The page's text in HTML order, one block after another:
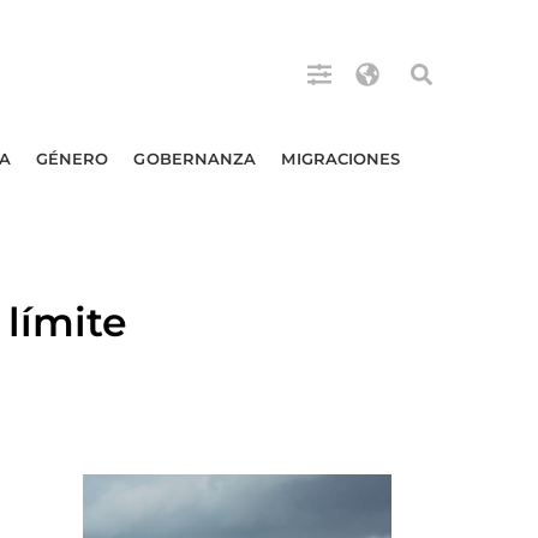
GÉNERO GOBERNANZA MIGRACIONES
límite